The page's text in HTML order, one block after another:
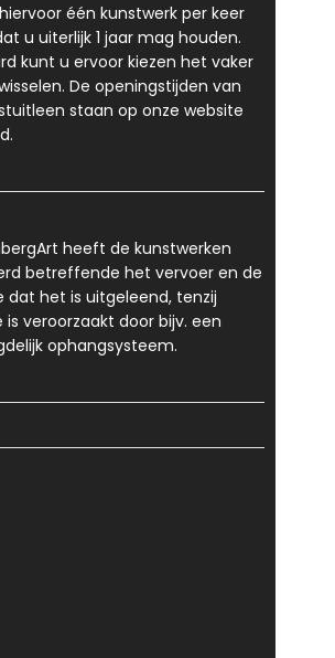
één kunstwerk per keer
u uiterlijk 1 jaar mag houden.
kunt u ervoor kiezen het vaker
De openingstijden van
staan op onze website
heeft de kunstwerken
betreffende het vervoer en de
dat het is uitgeleend, tenzij
is veroorzaakt door bijv. een
ophangsysteem.